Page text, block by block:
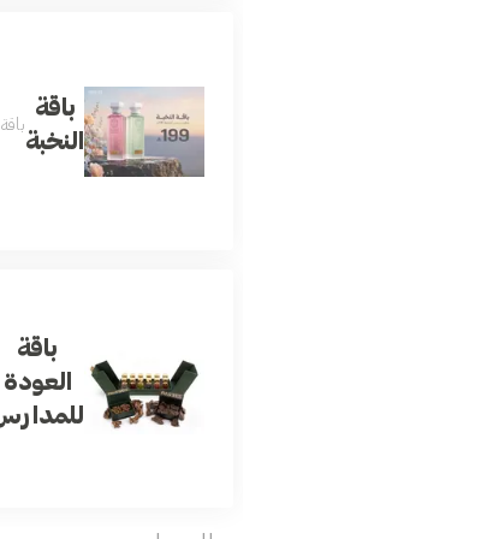
باقة
النخبة
باقة
باقة
العودة